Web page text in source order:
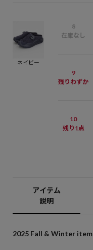
ネイビー
8
在庫なし
9
残りわずか
10
残り1点
アイテム
説明
2025 Fall & Winter item